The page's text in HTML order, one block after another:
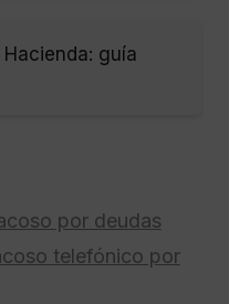
guía
por deudas
telefónico por